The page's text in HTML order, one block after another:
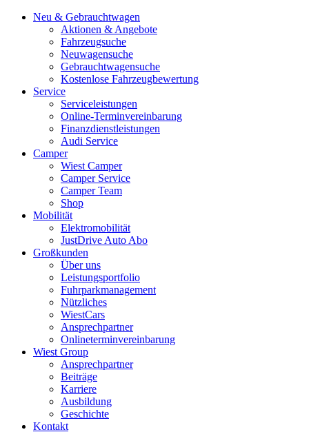
Neu & Gebrauchtwagen
Aktionen & Angebote
Fahrzeugsuche
Neuwagensuche
Gebrauchtwagensuche
Kostenlose Fahrzeugbewertung
Service
Serviceleistungen
Online-Terminvereinbarung
Finanzdienstleistungen
Audi Service
Camper
Wiest Camper
Camper Service
Camper Team
Shop
Mobilität
Elektromobilität
JustDrive Auto Abo
Großkunden
Über uns
Leistungsportfolio
Fuhrparkmanagement
Nützliches
WiestCars
Ansprechpartner
Onlineterminvereinbarung
Wiest Group
Ansprechpartner
Beiträge
Karriere
Ausbildung
Geschichte
Kontakt